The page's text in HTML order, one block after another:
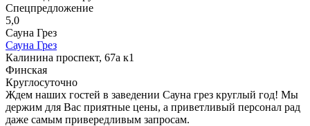
Спецпредложение
5,0
Сауна Грез
Сауна Грез
Калинина проспект, 67а к1
Финская
Круглосуточно
Ждем наших гостей в заведении Сауна грез круглый год! Мы
держим для Вас приятные цены, а приветливый персонал рад
даже самым привередливым запросам.